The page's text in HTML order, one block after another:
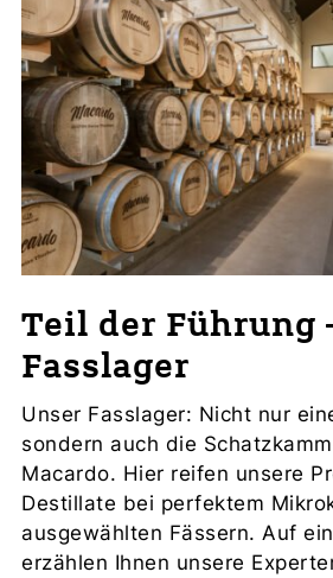
Teil der Führung
Fasslager
Unser Fasslager: Nicht nur
sondern auch die
Macardo. Hier reifen unsere
Destillate bei perfektem
ausgewählten Fässern. Auf
erzählen Ihnen unsere